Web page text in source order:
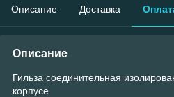
Описание Доставка
Описание
Гильза соединительная
корпусе